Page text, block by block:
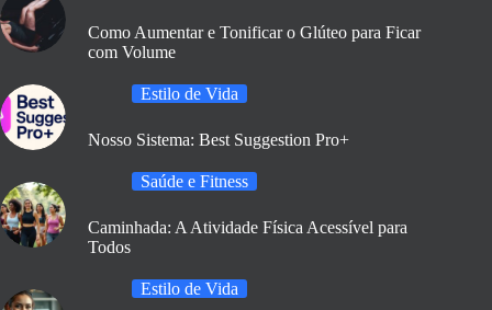
Como Aumentar e Tonificar o Glúteo para Ficar
com Volume
Estilo de Vida
Nosso Sistema: Best Suggestion Pro+
Saúde e Fitness
Caminhada: A Atividade Física Acessível para
Todos
Estilo de Vida